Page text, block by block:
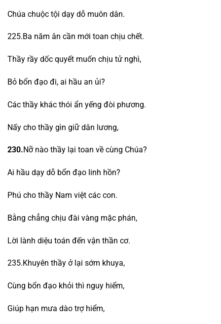
Chúa chuộc tội dạy dỗ muôn dân.
225.Ba năm ân cần mới toan chịu chết.
Thầy rầy dốc quyết muốn chịu tử nghì,
Bỏ bổn đạo đi, ai hầu an ủi?
Các thầy khác thói ẩn yếng đòi phương.
Nấy cho thầy gìn giữ dân lương,
230.Nỡ nào thầy lại toan về cùng Chúa?
Ai hầu dạy dỗ bổn đạo linh hồn?
Phú cho thầy Nam việt các con.
Bằng chẳng chịu đài vàng mặc phán,
Lời lành diệu toán đến vận thần cơ.
235.Khuyên thầy ở lại sớm khuya,
Cùng bổn đạo khỏi thì nguy hiểm,
Giúp hạn mưa dào trợ hiểm,